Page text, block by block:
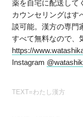
薬を自宅に配送して
カウンセリングはす
談可能。漢方の専門
すべて無料なので、
https://
Instagram
TEXT=わたし漢方